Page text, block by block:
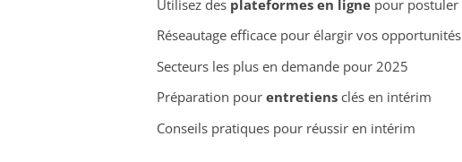
Utilisez des plateformes en lignepour postuler
Réseautage efficace pour élargir vos opportunités
Secteurs les plus en demande pour 2025
Préparation pour entretiensclés en intérim
Conseils pratiques pour réussir en intérim